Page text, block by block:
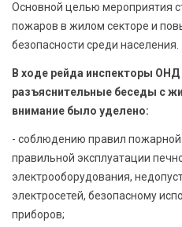
Основной целью мероприятия
пожаров в жилом секторе и
безопасности среди населения.
В ходе рейда инспекторы
разъяснительные беседы с
внимание было уделено:
- соблюдению правил пожарной
правильной эксплуатации
электрооборудования,
электросетей, безопасному
приборов;